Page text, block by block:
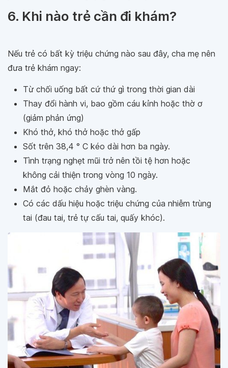
6. Khi nào trẻ cần đi khám?
Nếu trẻ có bất kỳ triệu chứng nào sau đây, cha mẹ nên
đưa trẻ khám ngay:
Từ chối uống bất cứ thứ gì trong thời gian dài
Thay đổi hành vi, bao gồm cáu kỉnh hoặc thờ ơ
(giảm phản ứng)
Khó thở, khó thở hoặc thở gấp
Sốt trên 38,4 ° C kéo dài hơn ba ngày.
Tình trạng nghẹt mũi trở nên tồi tệ hơn hoặc
không cải thiện trong vòng 10 ngày.
Mắt đỏ hoặc chảy ghèn vàng.
Có các dấu hiệu hoặc triệu chứng của nhiễm trùng
tai (đau tai, trẻ tự cấu tai, quấy khóc).